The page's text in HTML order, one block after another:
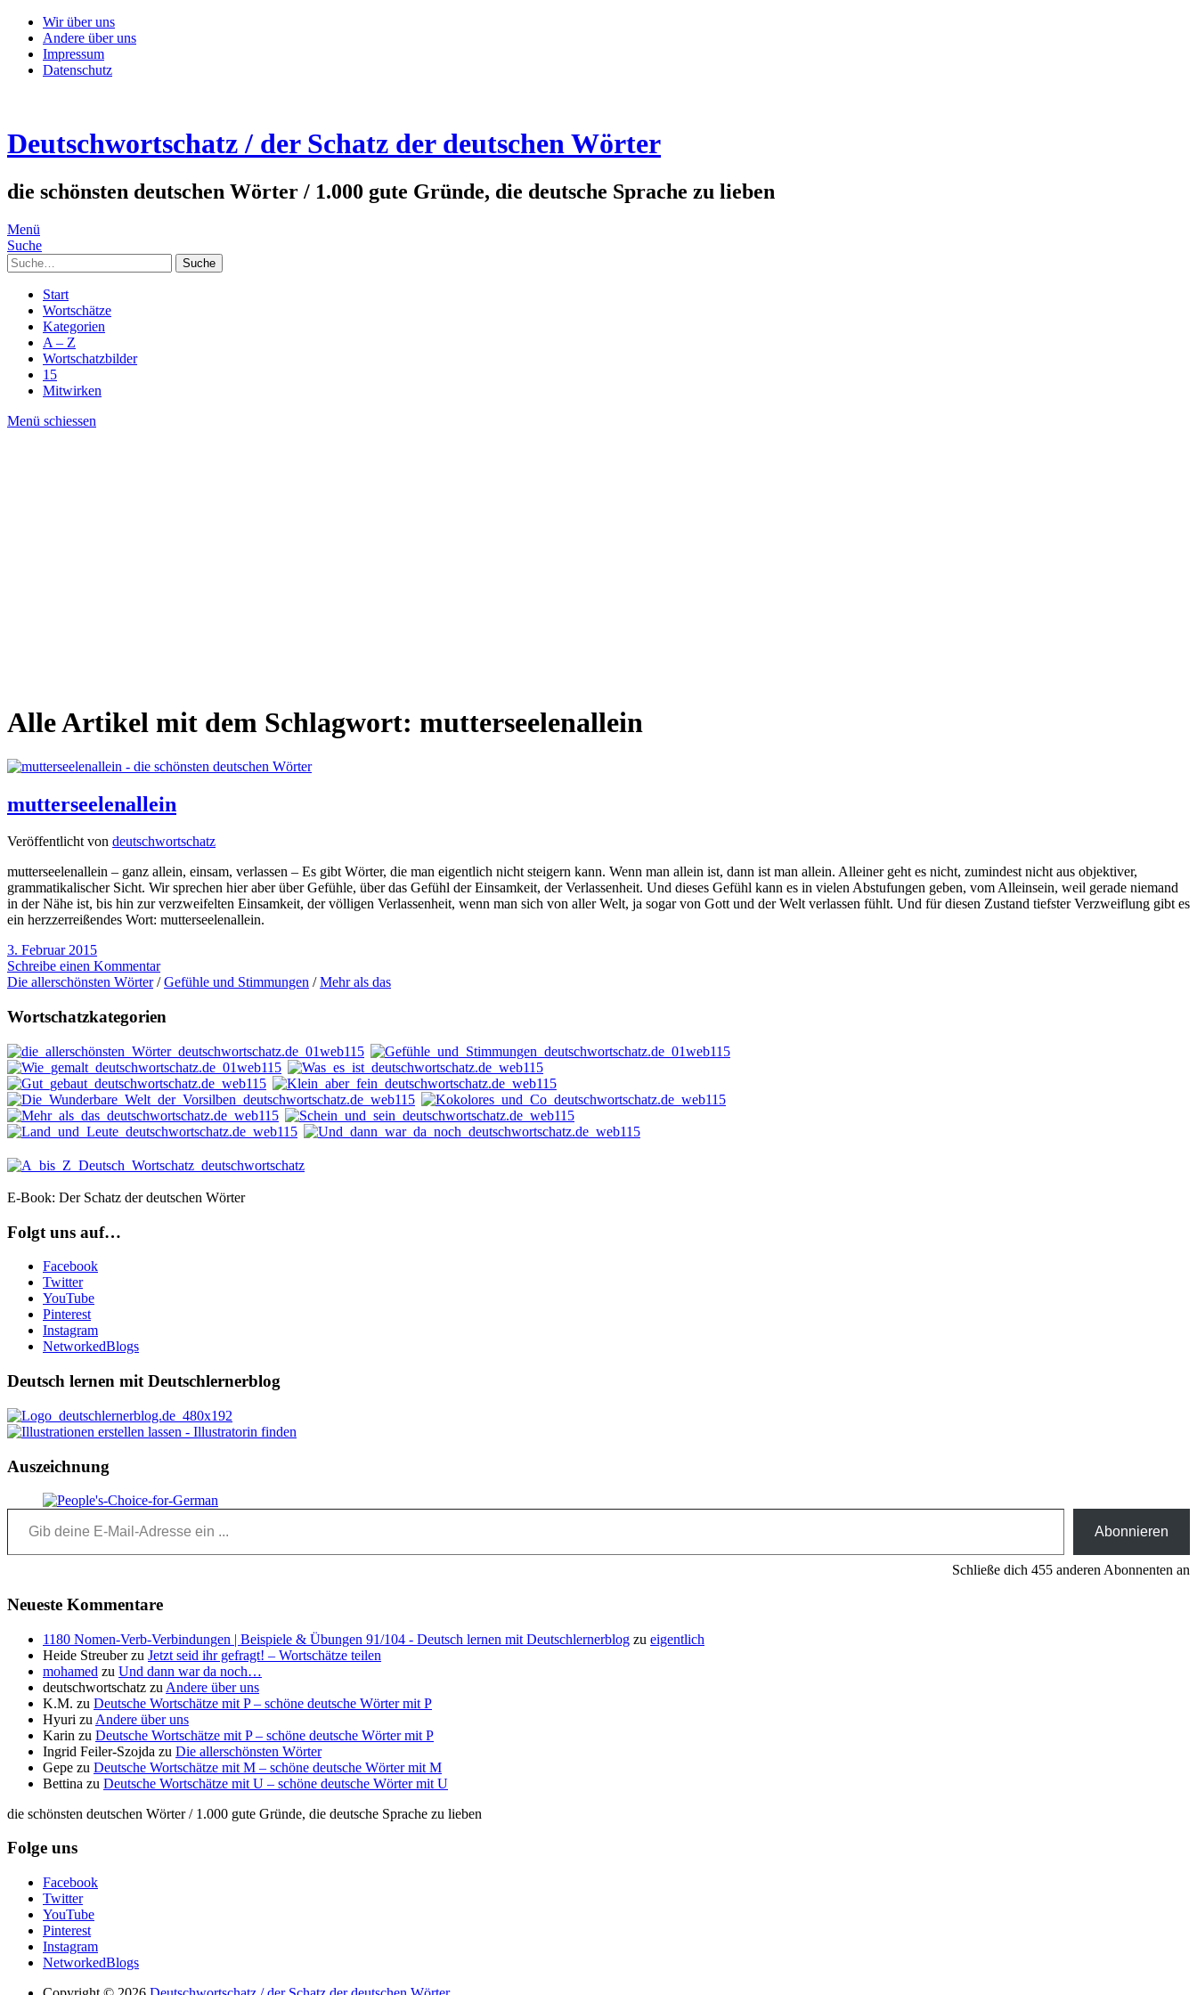
Wir über uns
Andere über uns
Impressum
Datenschutz
Deutschwortschatz / der Schatz der deutschen Wörter
die schönsten deutschen Wörter / 1.000 gute Gründe, die deutsche Sprache zu lieben
Menü
Suche
Suche
Start
Wortschätze
Kategorien
A – Z
Wortschatzbilder
15
Mitwirken
Menü schiessen
Alle Artikel mit dem Schlagwort: mutterseelenallein
mutterseelenallein
Veröffentlicht von deutschwortschatz
mutterseelenallein – ganz allein, einsam, verlassen – Es gibt Wörter, die man eigentlich nicht steigern kann. Wenn man allein ist, dann ist man allein. Alleiner geht es nicht, zumindest nicht aus objektiver,
grammatikalischer Sicht. Wir sprechen hier aber über Gefühle, über das Gefühl der Einsamkeit, der Verlassenheit. Und dieses Gefühl kann es in vielen Abstufungen geben, vom Alleinsein, weil gerade niemand
in der Nähe ist, bis hin zur verzweifelten Einsamkeit, der völligen Verlassenheit, wenn man sich von aller Welt, ja sogar von Gott und der Welt verlassen fühlt. Und für diesen Zustand tiefster Verzweiflung gibt es
ein herzzerreißendes Wort: mutterseelenallein.
3. Februar 2015
Schreibe einen Kommentar
Die allerschönsten Wörter/Gefühle und Stimmungen /Mehr als das
Wortschatzkategorien
E-Book: Der Schatz der deutschen Wörter
Folgt uns auf…
Facebook
Twitter
YouTube
Pinterest
Instagram
NetworkedBlogs
Deutsch lernen mit Deutschlernerblog
Auszeichnung
Gib deine E-Mail-Adresse ein ...
Abonnieren
Schließe dich 455 anderen Abonnenten an
Neueste Kommentare
1180 Nomen-Verb-Verbindungen | Beispiele & Übungen 91/104 - Deutsch lernen mit Deutschlernerblog zu eigentlich
Heide Streuberzu Jetzt seid ihr gefragt! – Wortschätze teilen
mohamed zu Und dann war da noch…
deutschwortschatz zu Andere über uns
K.M. zu Deutsche Wortschätze mit P – schöne deutsche Wörter mit P
Hyuri zu Andere über uns
Karin zu Deutsche Wortschätze mit P – schöne deutsche Wörter mit P
Ingrid Feiler-Szojda zu Die allerschönsten Wörter
Gepe zu Deutsche Wortschätze mit M – schöne deutsche Wörter mit M
Bettina zu Deutsche Wortschätze mit U – schöne deutsche Wörter mit U
die schönsten deutschen Wörter / 1.000 gute Gründe, die deutsche Sprache zu lieben
Folge uns
Facebook
Twitter
YouTube
Pinterest
Instagram
NetworkedBlogs